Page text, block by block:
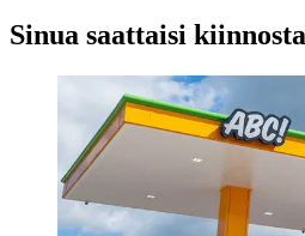
Sinua saattaisi